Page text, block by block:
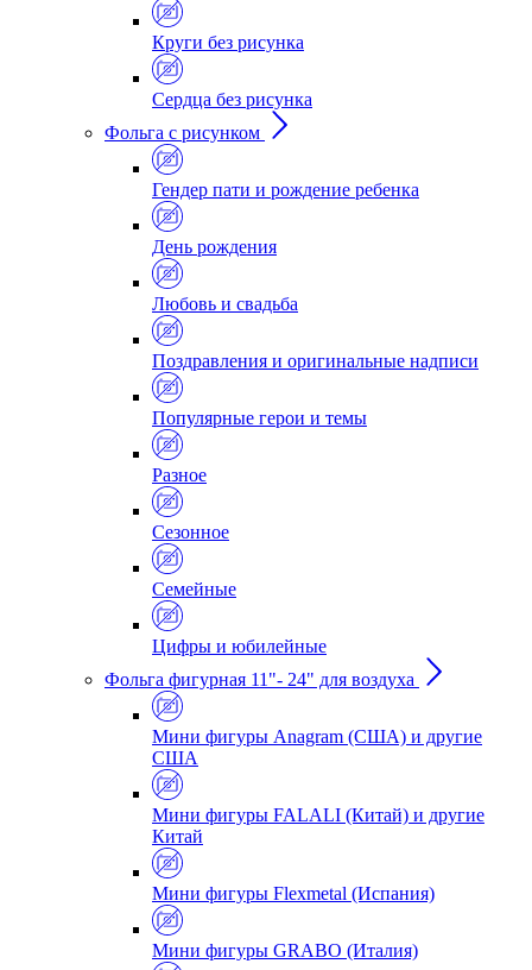
Круги без рисунка
Сердца без рисунка
Фольга с рисунком
Гендер пати и рождение ребенка
День рождения
Любовь и свадьба
Поздравления и оригинальные надписи
Популярные герои и темы
Разное
Сезонное
Семейные
Цифры и юбилейные
Фольга фигурная 11"- 24" для воздуха
Мини фигуры Anagram (США) и другие
США
Мини фигуры FALALI (Китай) и другие
Китай
Мини фигуры Flexmetal (Испания)
Мини фигуры GRABO (Италия)